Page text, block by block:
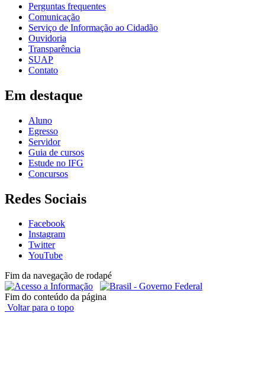
Perguntas frequentes
Comunicação
Serviço de Informação ao Cidadão
Ouvidoria
Transparência
SUAP
Contato
Em destaque
Aluno
Egresso
Servidor
Guia de cursos
Estude no IFG
Concursos
Redes Sociais
Facebook
Instagram
Twitter
YouTube
Fim da navegação de rodapé
Fim do conteúdo da página
Voltar para o topo